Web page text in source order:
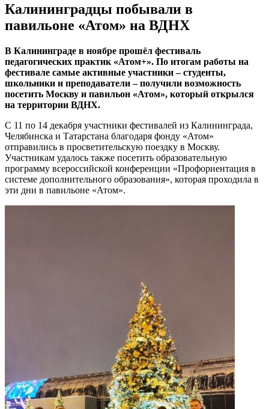
Калининградцы побывали в
павильоне «Атом» на ВДНХ
В Калининграде в ноябре прошёл фестиваль
педагогических практик «Атом+». По итогам работы на
фестивале самые активные участники – студенты,
школьники и преподаватели – получили возможность
посетить Москву и павильон «Атом», который открылся
на территории ВДНХ.
С 11 по 14 декабря участники фестивалей из Калининграда,
Челябинска и Татарстана благодаря фонду «Атом»
отправились в просветительскую поездку в Москву.
Участникам удалось также посетить образовательную
программу всероссийской конференции «Профориентация в
системе дополнительного образования», которая проходила в
эти дни в павильоне «Атом».